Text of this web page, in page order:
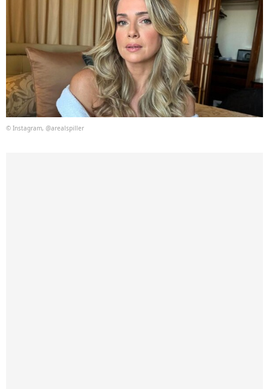
© Instagram, @arealspiller